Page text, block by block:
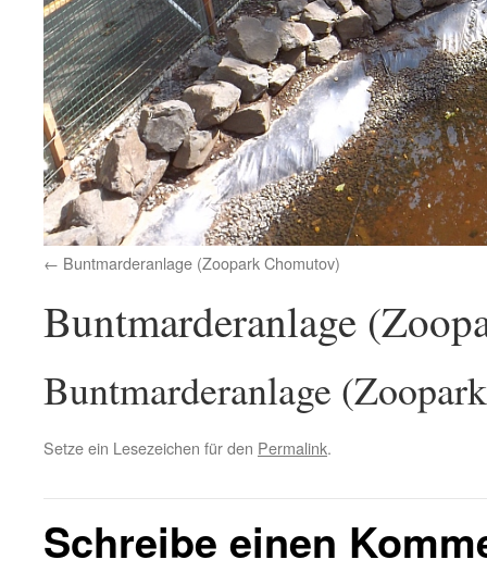
Buntmarderanlage (Zoopark Chomutov)
Buntmarderanlage
Buntmarderanlage
Setze ein Lesezeichen für den Permalink.
Schreibe einen